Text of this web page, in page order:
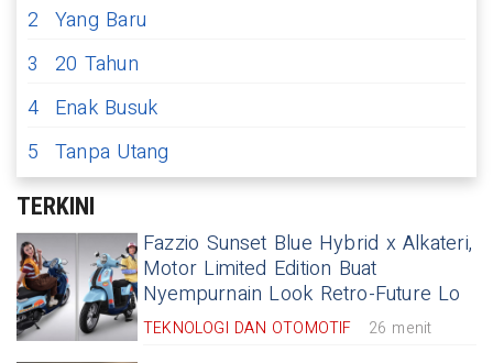
2 Yang Baru
3
20 Tahun
4 Enak Busuk
5 Tanpa Utang
TERKINI
Fazzio Sunset Blue Hybrid x Alkateri,
Motor Limited Edition Buat
Nyempurnain Look Retro-Future Lo
TEKNOLOGI DAN OTOMOTIF 26 menit